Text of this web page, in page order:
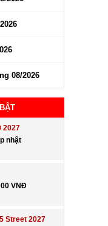
08/2026
2027
nhật
VNĐ
Street 2027